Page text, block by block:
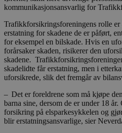
kommunikasjonsansvarlig for
Trafikkforsikringsforeningens rolle er
erstatning for skadene de er påført,
for eksempel en bilskade. Hvis en
forårsaker skaden, risikerer den
skadene.
skadelidte får erstatning, men i
uforsikrede, slik det fremgår av
– Det er foreldrene som må kjøpe
barna sine, dersom de er under 18
forsikring på elsparkesykkelen og
blir erstatningsansvarlige, sier